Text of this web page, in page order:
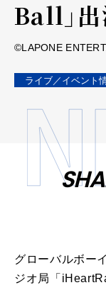
Ball」出
©LAPONE
ライブ／イベント
グローバルボー
ジオ局「